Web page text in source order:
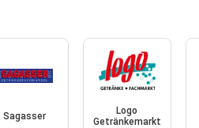
Sagasser
Logo
Getränkemarkt